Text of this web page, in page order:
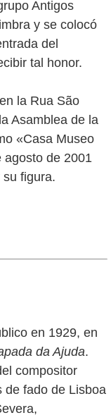
Antigos
y se colocó
del
tal honor.
la Rua São
Asamblea de la
«Casa Museo
agosto de 2001
figura.
en 1929, en
da Ajuda.
compositor
de fado de Lisboa